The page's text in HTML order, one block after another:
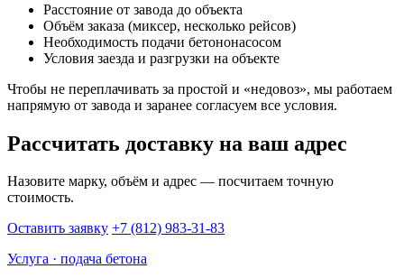
Расстояние от завода до объекта
Объём заказа (миксер, несколько рейсов)
Необходимость подачи бетононасосом
Условия заезда и разгрузки на объекте
Чтобы не переплачивать за простой и «недовоз», мы работаем
напрямую от завода и заранее согласуем все условия.
Рассчитать доставку на ваш адрес
Назовите марку, объём и адрес — посчитаем точную
стоимость.
Оставить заявку +7 (812) 983-31-83
Услуга · подача бетона